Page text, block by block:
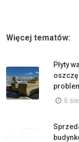
Więcej tematów:
Płyty
6